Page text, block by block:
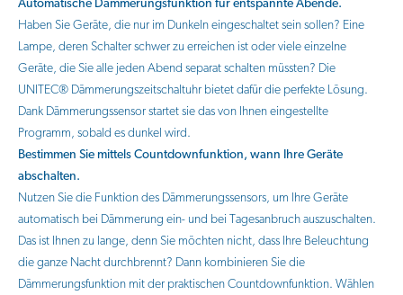
Automatische Dämmerungsfunktion für entspannte Abende.
Haben Sie Geräte, die nur im Dunkeln eingeschaltet sein sollen? Eine
Lampe, deren Schalter schwer zu erreichen ist oder viele einzelne
Geräte, die Sie alle jeden Abend separat schalten müssten? Die
UNITEC® Dämmerungszeitschaltuhr bietet dafür die perfekte Lösung.
Dank Dämmerungssensor startet sie das von Ihnen eingestellte
Programm, sobald es dunkel wird.
Bestimmen Sie mittels Countdownfunktion, wann Ihre Geräte
abschalten.
Nutzen Sie die Funktion des Dämmerungssensors, um Ihre Geräte
automatisch bei Dämmerung ein- und bei Tagesanbruch auszuschalten.
Das ist Ihnen zu lange, denn Sie möchten nicht, dass Ihre Beleuchtung
die ganze Nacht durchbrennt? Dann kombinieren Sie die
Dämmerungsfunktion mit der praktischen Countdownfunktion. Wählen